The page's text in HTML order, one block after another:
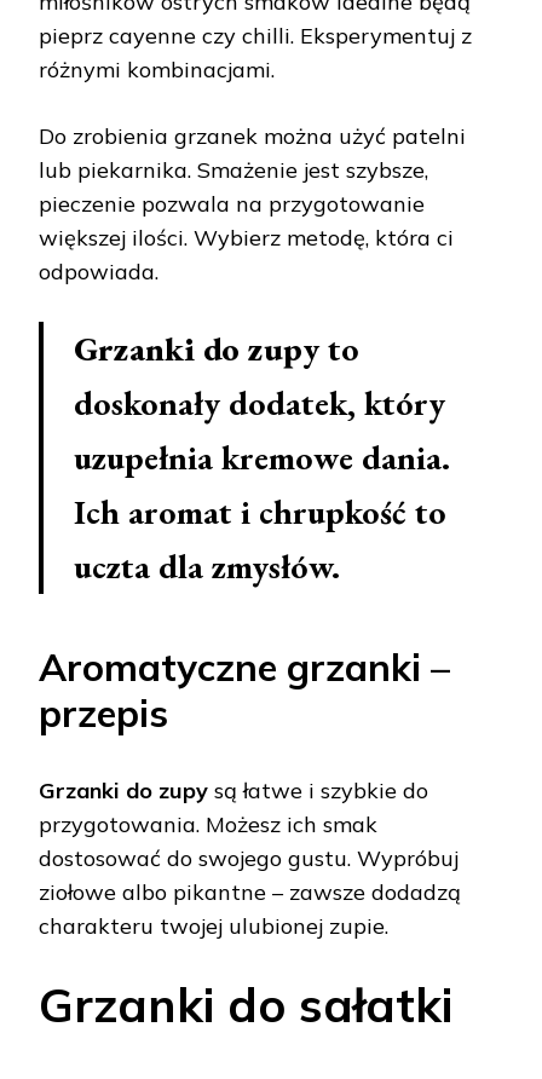
pieprz cayenne czy chilli. Eksperymentuj z
różnymi kombinacjami.
Do zrobienia grzanek można użyć patelni
lub piekarnika. Smażenie jest szybsze,
pieczenie pozwala na przygotowanie
większej ilości. Wybierz metodę, która ci
odpowiada.
Grzanki do zupyto
doskonały dodatek, który
uzupełnia kremowe dania.
Ich aromat i chrupkość to
uczta dla zmysłów.
Aromatyczne grzanki –
przepis
Grzanki do zupy są łatwe i szybkie do
przygotowania. Możesz ich smak
dostosować do swojego gustu. Wypróbuj
ziołowe albo pikantne – zawsze dodadzą
charakteru twojej ulubionej zupie.
Grzanki do sałatki